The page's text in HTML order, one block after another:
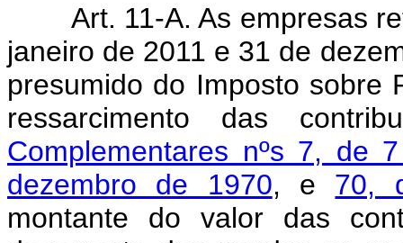
Art. 11-A. As empresas
janeiro de 2011 e 31 de
presumido do Imposto sobre
ressarcimento das
Complementares nºs 7, de
dezembro de 1970, e 70,
montante do valor das